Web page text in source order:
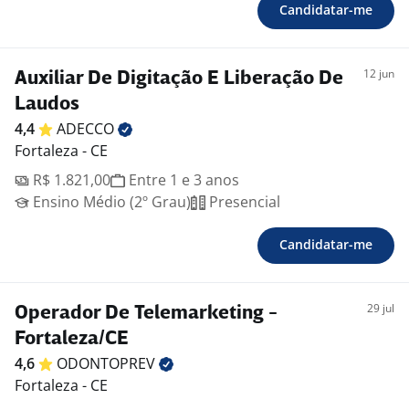
Candidatar-me
Auxiliar De Digitação E Liberação De
Laudos
12 jun
4,4
ADECCO
Fortaleza - CE
R$ 1.821,00
Entre 1 e 3 anos
Ensino Médio (2º Grau)
Presencial
Candidatar-me
Operador De Telemarketing -
Fortaleza/CE
29 jul
4,6
ODONTOPREV
Fortaleza - CE